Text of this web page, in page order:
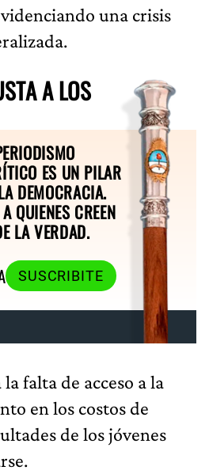
una crisis
A LOS
ES UN PILAR
DEMOCRACIA.
QUIENES CREEN
LA VERDAD.
SUSCRIBITE
la falta de acceso a la
en los costos de
de los jóvenes